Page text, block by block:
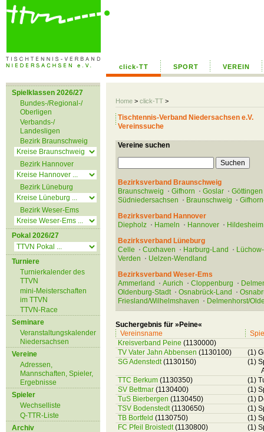
click-TT SPORT VEREIN
Home > click-TT >
Spielklassen 2026/27
Bundes-/Regional-/
Oberligen
Verbands-/
Landesligen
Bezirk Braunschweig
Bezirk Hannover
Bezirk Lüneburg
Bezirk Weser-Ems
Pokal 2026/27
Turniere
Turnierkalender des
TTVN
mini-Meisterschaften
im TTVN
TTVN-Race
Seminare
Veranstaltungskalender
Niedersachsen
Vereine
Adressen,
Mannschaften, Spieler,
Ergebnisse
Spieler
Wechselliste
Q-TTR-Liste
Archiv
Tischtennis-Verband Niedersachsen e.V.
Vereinssuche
Vereine suchen
Bezirksverband Braunschweig
Braunschweig
Gifhorn Goslar
Göttingen
Südniedersachsen
Braunschweig
Bezirksverband Hannover
Diepholz
Hameln Hannover
Hildesheim
Bezirksverband Lüneburg
Celle
Cuxhaven Harburg-Land
Verden
Uelzen-Wendland
Bezirksverband Weser-Ems
Ammerland
Aurich Cloppenburg
Oldenburg-Stadt
Osnabrück-Land
Friesland/Wilhelmshaven
Delmenhorst/
Suchergebnis für »Peine«
Vereinsname
Kreisverband Peine (1130000)
TV Vater Jahn Abbensen (1130100)
(1)
SG Adenstedt(1130150)
(1)
TTC Berkum (1130350)
(1)
SV Bettmar (1130400)
(1)
TuS Bierbergen (1130450)
(1)
TSV Bodenstedt(1130650)
(1)
TB Bortfeld (1130750)
(1)
FC Pfeil Broistedt(1130800)
(1)